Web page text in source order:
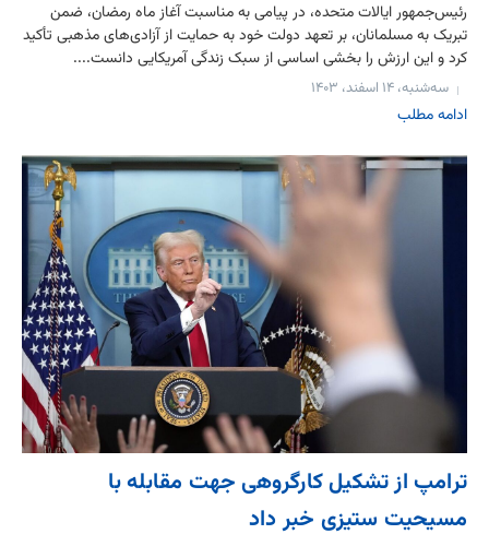
رئیس‌جمهور ایالات متحده، در پیامی به مناسبت آغاز ماه رمضان، ضمن
تبریک به مسلمانان، بر تعهد دولت خود به حمایت از آزادی‌های مذهبی تأکید
کرد و این ارزش را بخشی اساسی از سبک زندگی آمریکایی دانست....
سه‌شنبه، ۱۴ اسفند، ۱۴۰۳
ادامه مطلب
ترامپ از تشکیل کارگروهی جهت مقابله با
مسیحیت ستیزی خبر داد